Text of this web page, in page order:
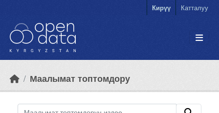
Кирүү Катталуу
Маалымат топтомдору